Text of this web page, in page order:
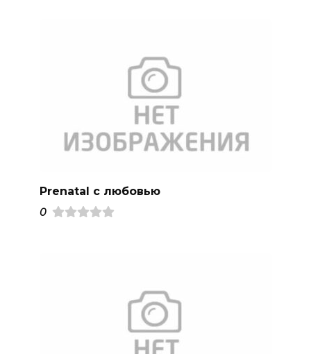
Prenatal с любовью
0